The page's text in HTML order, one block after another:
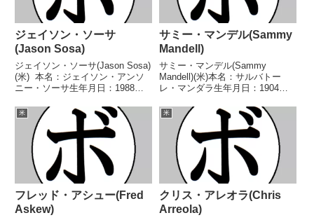
ジェイソン・ソーサ
(Jason Sosa)
ジェイソン・ソーサ(Jason Sosa)
(米) 本名：ジェイソン・アンソ
ニー・ソーサ生年月日：1988年3
(17KO)4敗4分 【獲得タイトル】
第30代WBA世界スーパーフェザ
ー級王座 【戦歴】20...
サミー・マンデル(Sammy
Mandell)
サミー・マンデル(Sammy
Mandell)(米)本名：サルバトー
レ・マンダラ生年月日：1904年2
(32KO)22敗10分2無効試合69無判
定【獲得タイトル】第12代世界
ライト級王座【戦歴】1919/0...
米
フレッド・アシュー(Fred
Askew)
米
クリス・アレオラ(Chris
Arreola)